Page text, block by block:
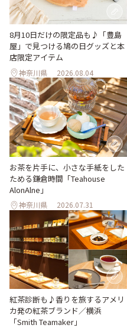
8月10日だけの限定品も♪「豊島
屋」で見つける鳩の日グッズと本
店限定アイテム
神奈川県 2026.08.04
お茶を片手に、小さな手紙をした
ためる鎌倉時間「Teahouse
AlonAlne」
神奈川県 2026.07.31
紅茶診断も♪香りを旅するアメリ
カ発の紅茶ブランド／横浜
「Smith Teamaker」